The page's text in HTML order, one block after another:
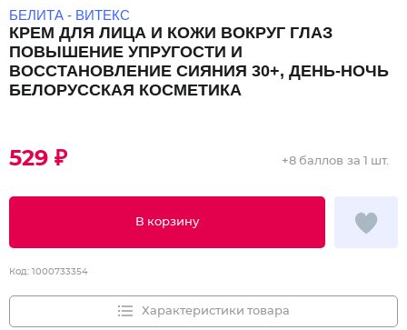
БЕЛИТА - ВИТЕКС
КРЕМ ДЛЯ ЛИЦА И КОЖИ ВОКРУГ ГЛАЗ
ПОВЫШЕНИЕ УПРУГОСТИ И
ВОССТАНОВЛЕНИЕ СИЯНИЯ 30+, ДЕНЬ-НОЧЬ
БЕЛОРУССКАЯ КОСМЕТИКА
529 ₽
В корзину
+8 баллов за 1 шт.
Код: 1000733354
Характеристики товара